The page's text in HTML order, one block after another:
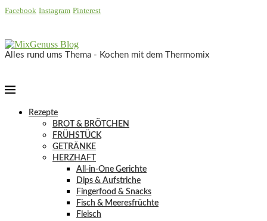
Facebook Instagram Pinterest
Alles rund ums Thema - Kochen mit dem Thermomix
Rezepte
BROT & BRÖTCHEN
FRÜHSTÜCK
GETRÄNKE
HERZHAFT
All-in-One Gerichte
Dips & Aufstriche
Fingerfood & Snacks
Fisch & Meeresfrüchte
Fleisch